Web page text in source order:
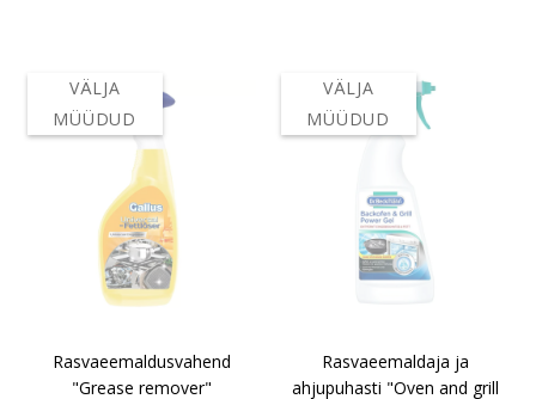
VÄLJA
MÜÜDUD
Rasvaeemaldusvahend
"Grease remover"
VÄLJA
MÜÜDUD
Rasvaeemaldaja ja
ahjupuhasti "Oven and grill